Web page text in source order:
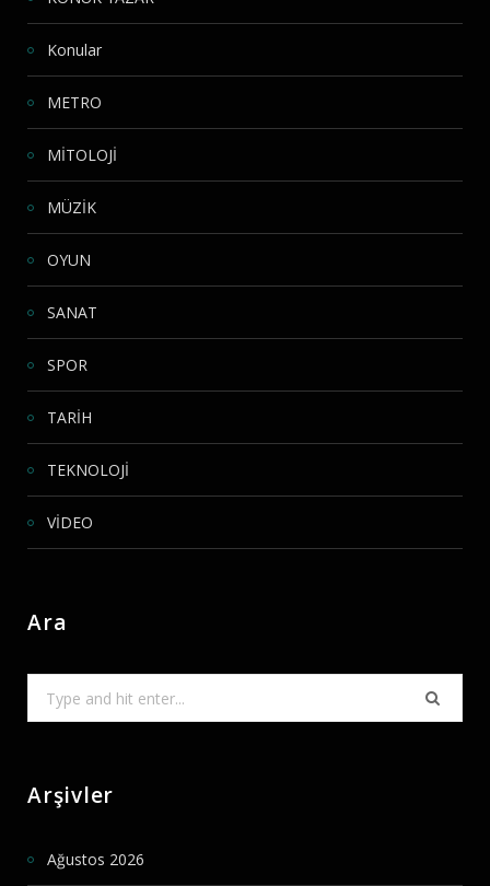
Konular
METRO
MİTOLOJİ
MÜZİK
OYUN
SANAT
SPOR
TARİH
TEKNOLOJİ
VİDEO
Ara
Arşivler
Ağustos 2026